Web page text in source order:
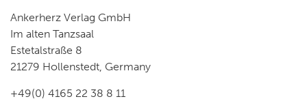
Ankerherz Verlag GmbH
Im alten Tanzsaal
Estetalstraße 8
21279 Hollenstedt, Germany
+49(0) 4165 22 38 8 11